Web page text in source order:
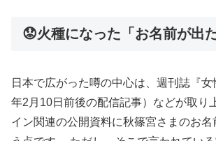
😟火種になった「お名前が出
日本で広がった噂の中心は、週刊誌『
年2月10日前後の配信記事）などが取り
イン関連の公開資料に秋篠宮さまのお